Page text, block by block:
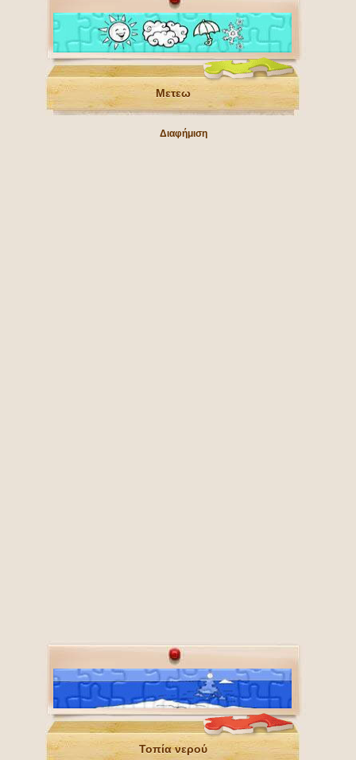
Μετεω
Διαφήμιση
Τοπία νερού